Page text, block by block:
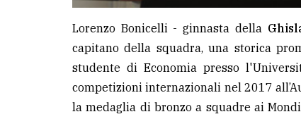
Lorenzo Bonicelli - ginnasta della
capitano della squadra, una storica
studente di Economia presso
competizioni internazionali nel 2017 all’
la medaglia di bronzo a squadre ai